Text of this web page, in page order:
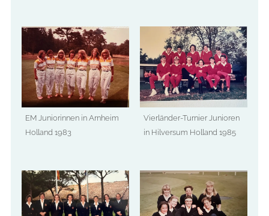
EM Juniorinnen in Arnheim
Holland 1983
Vierländer-Turnier Junioren
in Hilversum Holland 1985